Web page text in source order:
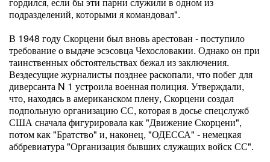
подразделений, которыми я командовал".
В 1948 году Скорцени был вновь арестован - поступило
требование о выдаче эсэсовца Чехословакии. Однако он при
таинственных обстоятельствах бежал из заключения.
Вездесущие журналисты позднее раскопали, что побег для
диверсанта N 1 устроила военная полиция. Утверждали,
что, находясь в американском плену, Скорцени создал
подпольную организацию СС, которая в досье спецслужб
США сначала фигурировала как "Движение Скорцени",
потом как "Братство" и, наконец, "ОДЕССА" - немецкая
аббревиатура "Организация бывших служащих войск СС".